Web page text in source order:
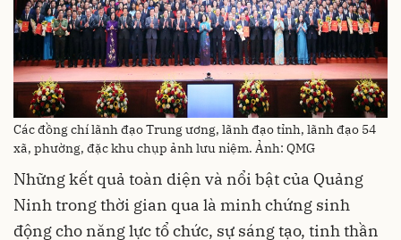
Các đồng chí lãnh đạo Trung ương, lãnh đạo tỉnh, lãnh đạo 54
xã, phường, đặc khu chụp ảnh lưu niệm. Ảnh: QMG
Những kết quả toàn diện và nổi bật của Quảng
Ninh trong thời gian qua là minh chứng sinh
động cho năng lực tổ chức, sự sáng tạo, tinh thần